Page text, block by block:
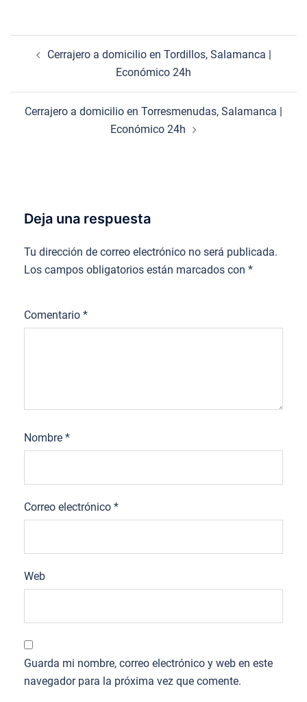
Cerrajero a domicilio en Tordillos, Salamanca |
Económico 24h
Cerrajero a domicilio en Torresmenudas, Salamanca |
Económico 24h
Deja una respuesta
Tu dirección de correo electrónico no será publicada.
Los campos obligatorios están marcados con *
Comentario *
Nombre *
Correo electrónico *
Web
Guarda mi nombre, correo electrónico y web en este
navegador para la próxima vez que comente.